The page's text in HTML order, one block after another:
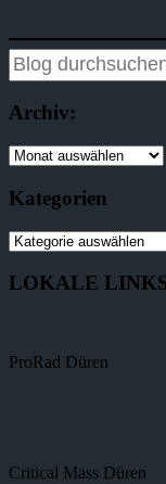
Archiv:
Kategorien
LOKALE
ProRad Düren
Critical Mass Düren